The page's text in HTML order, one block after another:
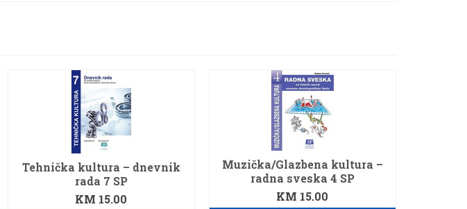
Tehnička kultura – dnevnik
rada 7 SP
KM 15.00
Muzička/Glazbena kultura –
radna sveska 4 SP
KM 15.00